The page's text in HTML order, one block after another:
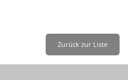
Zurück zur Liste